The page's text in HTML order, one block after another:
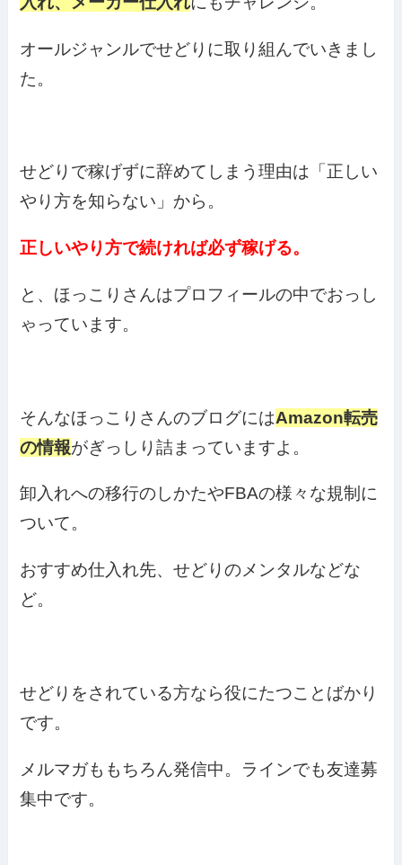
オールジャンルでせどりに取り組んでいきまし
た。
せどりで稼げずに辞めてしまう理由は「正しい
やり方を知らない」から。
正しいやり方で続ければ必ず稼げる。
と、ほっこりさんはプロフィールの中でおっし
ゃっています。
そんなほっこりさんのブログにはAmazon転売
の情報がぎっしり詰まっていますよ。
卸入れへの移行のしかたやFBAの様々な規制に
ついて。
おすすめ仕入れ先、せどりのメンタルなどな
ど。
せどりをされている方なら役にたつことばかり
です。
メルマガももちろん発信中。ラインでも友達募
集中です。